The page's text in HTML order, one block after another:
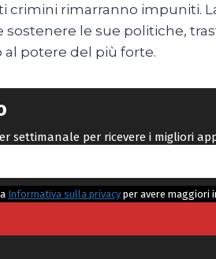
crimini rimarranno impuniti.
sostenere le sue politiche,
potere del più forte.
settimanale per ricevere i migliori
Informativa sulla privacy per avere maggiori